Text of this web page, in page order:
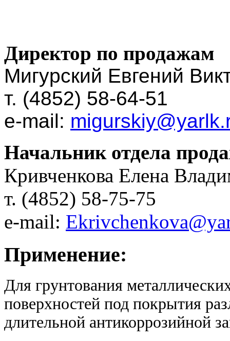
Директор по продажам
Мигурский Евгений
т. (4852) 58-64-51
e-mail:
Начальник отдела
Кривченкова Елена
т. (4852) 58-75-75
e-mail:
Применение:
Для грунтования
поверхностей под покрытия
длительной антикоррозийной